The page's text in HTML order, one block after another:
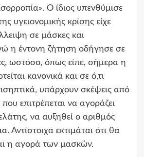
Ο ίδιος υπενθύμισε
υγειονομικής κρίσης είχε
σε μάσκες και
η έντονη ζήτηση οδήγησε σε
ωστόσο, όπως είπε, σήμερα η
κανονικά και σε ό,τι
υπάρχουν σκέψεις από
επιτρέπεται να αγοράζει
να αυξηθεί ο αριθμός
Αντίστοιχα εκτιμάται ότι θα
η αγορά των μασκών.